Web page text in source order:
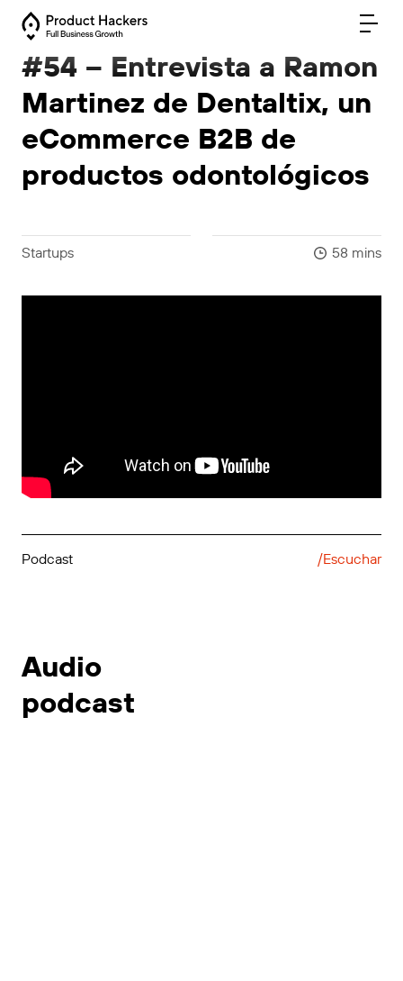
#54 – Entrevista a Ramon
Martinez de Dentaltix, un
eCommerce B2B de
productos odontológicos
Startups 58 mins
Podcast /Escuchar
Audio
podcast